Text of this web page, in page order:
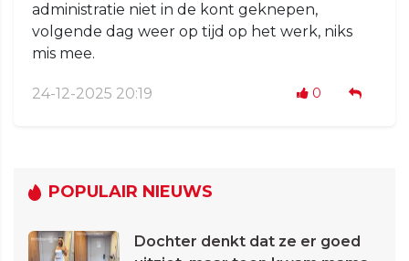
administratie niet in de kont geknepen,
volgende dag weer op tijd op het werk, niks
mis mee.
24-12-2025 20:19 0
POPULAIR NIEUWS
Dochter denkt dat ze er goed